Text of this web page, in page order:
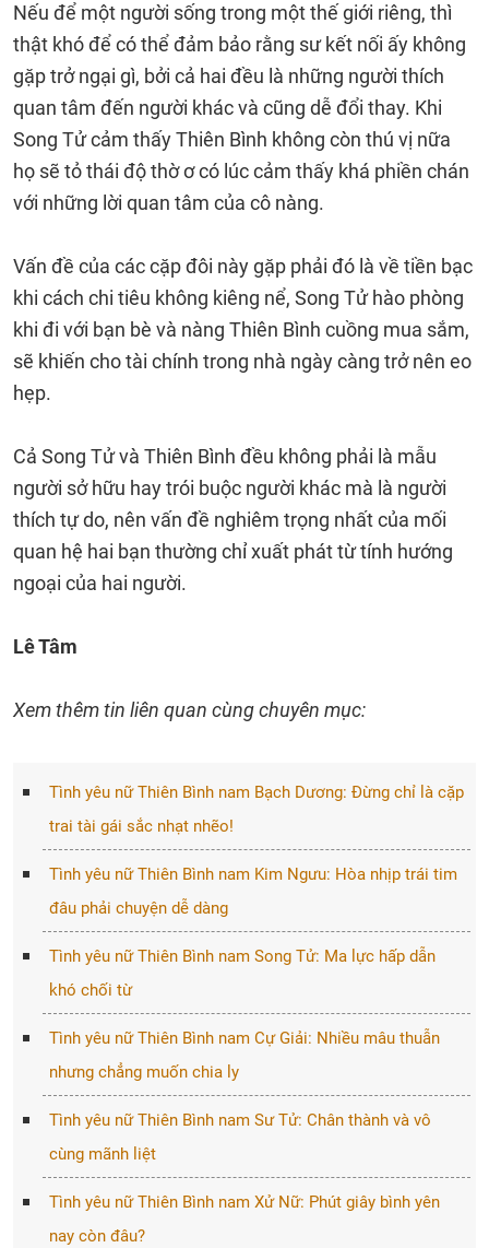
Nếu để một người sống trong một thế giới riêng, thì
thật khó để có thể đảm bảo rằng sư kết nối ấy không
gặp trở ngại gì, bởi cả hai đều là những người thích
quan tâm đến người khác và cũng dễ đổi thay. Khi
Song Tử cảm thấy Thiên Bình không còn thú vị nữa
họ sẽ tỏ thái độ thờ ơ có lúc cảm thấy khá phiền chán
với những lời quan tâm của cô nàng.
Vấn đề của các cặp đôi này gặp phải đó là về tiền bạc
khi cách chi tiêu không kiêng nể, Song Tử hào phòng
khi đi với bạn bè và nàng Thiên Bình cuồng mua sắm,
sẽ khiến cho tài chính trong nhà ngày càng trở nên eo
hẹp.
Cả Song Tử và Thiên Bình đều không phải là mẫu
người sở hữu hay trói buộc người khác mà là người
thích tự do, nên vấn đề nghiêm trọng nhất của mối
quan hệ hai bạn thường chỉ xuất phát từ tính hướng
ngoại của hai người.
Lê Tâm
Xem thêm tin liên quan cùng chuyên mục:
Tình yêu nữ Thiên Bình nam Bạch Dương: Đừng chỉ là cặp
trai tài gái sắc nhạt nhẽo!
Tình yêu nữ Thiên Bình nam Kim Ngưu: Hòa nhịp trái tim
đâu phải chuyện dễ dàng
Tình yêu nữ Thiên Bình nam Song Tử: Ma lực hấp dẫn
khó chối từ
Tình yêu nữ Thiên Bình nam Cự Giải: Nhiều mâu thuẫn
nhưng chẳng muốn chia ly
Tình yêu nữ Thiên Bình nam Sư Tử: Chân thành và vô
cùng mãnh liệt
Tình yêu nữ Thiên Bình nam Xử Nữ: Phút giây bình yên
nay còn đâu?